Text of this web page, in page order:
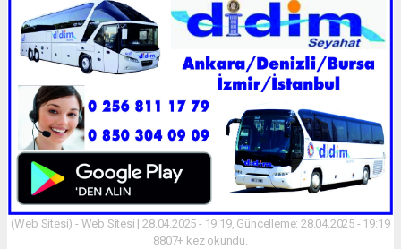
(Web Sitesi) - Web Sitesi | 28.04.2025 - 19:19, Güncelleme: 28.04.2025 - 19:19
8807+ kez okundu.